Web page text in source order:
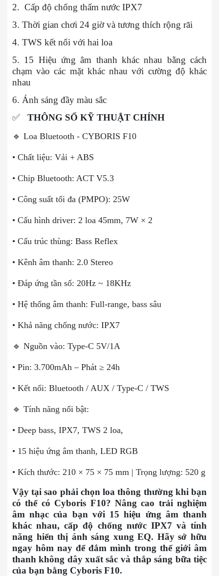
2. Cấp độ chống thấm nước IPX7
3. Thời gian chơi 24 giờ và tương thích rộng rãi
4. TWS kết nối với hai loa
5. 15 Hiệu ứng âm thanh khác nhau bằng cách
chạm vào các mặt khác nhau với cường độ khác
nhau
6. Ánh sáng đầy màu sắc
✅ THÔNG SỐ KỸ THUẬT CHÍNH
🔹 Loa Bluetooth - CYBORIS F10
• Chất liệu: Vải + ABS
• Chip Bluetooth: ACT V5.3
• Công suất tối đa (PMPO): 25W
• Cấu hình driver: 2 loa 45mm, 7W × 2
• Cấu trúc thùng: Bass Reflex
• Kênh âm thanh: 2.0 Stereo
• Đáp ứng tần số: 20Hz ~ 18KHz
• Hệ thống âm thanh: Full-range, bass sâu
• Khả năng chống nước: IPX7
🔹 Nguồn vào: Type-C 5V/1A
• Pin: 3.700mAh – Phát ≥ 24h
• Kết nối: Bluetooth / AUX / Type-C / TWS
🔹 Tính năng nổi bật:
• Deep bass, IPX7, TWS 2 loa,
• 15 hiệu ứng âm thanh, LED RGB
• Kích thước: 210 × 75 × 75 mm | Trọng lượng: 520 g
Vậy tại sao phải chọn loa thông thường khi bạn
có thể có Cyboris F10? Nâng cao trải nghiệm
âm nhạc của bạn với 15 hiệu ứng âm thanh
khác nhau, cấp độ chống nước IPX7 và tính
năng hiển thị ánh sáng xung EQ. Hãy sở hữu
ngay hôm nay để đắm mình trong thế giới âm
thanh không dây xuất sắc và thắp sáng bữa tiệc
của bạn bằng Cyboris F10.